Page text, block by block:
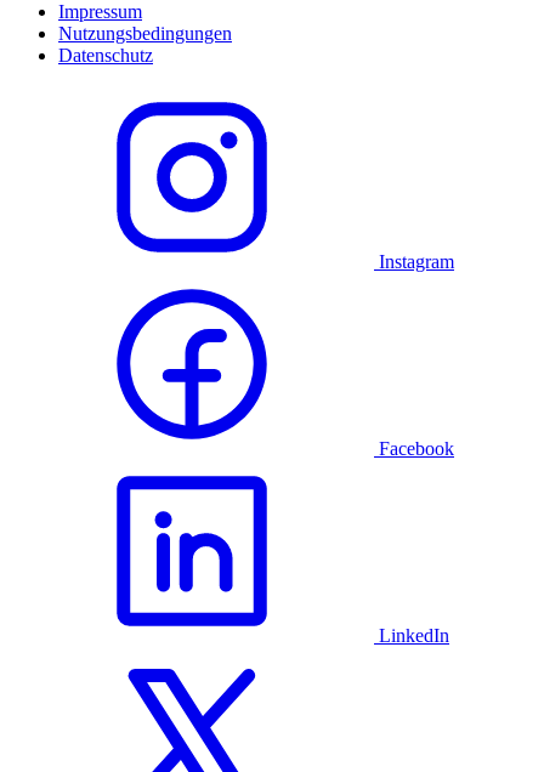
Impressum
Nutzungsbedingungen
Datenschutz
Instagram
Facebook
LinkedIn